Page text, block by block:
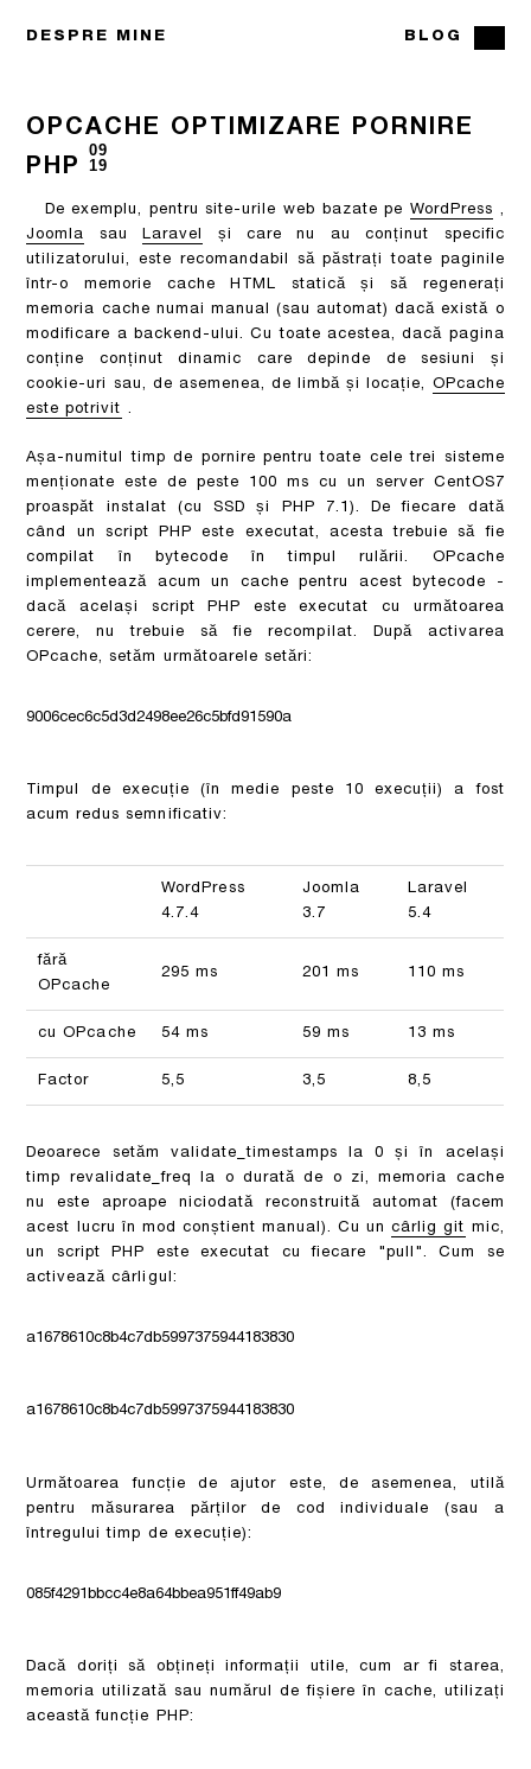
DESPRE MINE BLOG
OPCACHE OPTIMIZARE PORNIRE
PHP
09
19
De exemplu, pentru site-urile web bazate pe WordPress ,
Joomla
sauLaravel
și care nu au conținut specific
utilizatorului, este recomandabil să păstrați toate paginile
într-o memorie cache HTML statică și să regenerați
memoria cache numai manual (sau automat) dacă există o
modificare a backend-ului. Cu toate acestea, dacă pagina
conține conținut dinamic care depinde de sesiuni și
cookie-uri sau, de asemenea, de limbă și locație, OPcache
este potrivit .
Așa-numitul timp de pornire pentru toate cele trei sisteme
menționate este de peste 100 ms cu un server CentOS7
proaspăt instalat (cu SSD și PHP 7.1). De fiecare dată
când un script PHP este executat, acesta trebuie să fie
compilat în bytecode în timpul rulării. OPcache
implementează acum un cache pentru acest bytecode -
dacă același script PHP este executat cu următoarea
cerere, nu trebuie să fie recompilat. După activarea
OPcache, setăm următoarele setări:
9006cec6c5d3d2498ee26c5bfd91590a
Timpul de execuție (în medie peste 10 execuții) a fost
acum redus semnificativ:
WordPress
4.7.4
Joomla
3.7
Laravel
5.4
fără
OPcache
295 ms 201 ms 110 ms
cu OPcache 54 ms 59 ms 13 ms
Factor 5,5 3,5 8,5
Deoarece setăm validate_timestamps la 0 și în același
timp revalidate_freq la o durată de o zi, memoria cache
nu este aproape niciodată reconstruită automat (facem
acest lucru în mod conștient manual). Cu uncârlig git mic,
un script PHP este executat cu fiecare "pull". Cum se
activează cârligul:
a1678610c8b4c7db5997375944183830
a1678610c8b4c7db5997375944183830
Următoarea funcție de ajutor este, de asemenea, utilă
pentru măsurarea părților de cod individuale (sau a
întregului timp de execuție):
085f4291bbcc4e8a64bbea951ff49ab9
Dacă doriți să obțineți informații utile, cum ar fi starea,
memoria utilizată sau numărul de fișiere în cache, utilizați
această funcție PHP: